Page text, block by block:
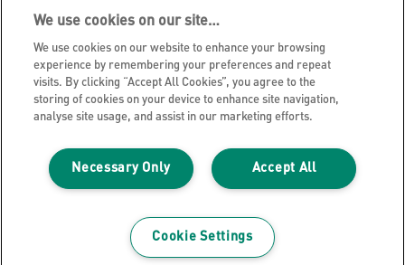
Kariera
Leitz EasyPrint
Wsparcie klienta
Wytyczne dotyczące recyklingu opakowań
Warunki gwarancji
Certyfikat zgodności
Mapa strony
©2026 ACCO Brands
We use cookies on our site…
We use cookies on our website to enhance your browsing
experience by remembering your preferences and repeat
visits. By clicking “Accept All Cookies”, you agree to the
storing of cookies on your device to enhance site navigation,
analyse site usage, and assist in our marketing efforts.
Accept All
Necessary Only
Cookie Settings